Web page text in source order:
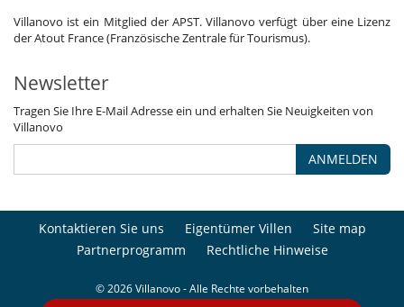
Villanovo ist ein Mitglied der APST. Villanovo verfügt über eine Lizenz
der Atout France (Französische Zentrale für Tourismus).
Newsletter
Tragen Sie Ihre E-Mail Adresse ein und erhalten Sie Neuigkeiten von
Villanovo
ANMELDEN
Kontaktieren Sie uns Eigentümer Villen
Site map
Partnerprogramm
Rechtliche Hinweise
© 2026 Villanovo - Alle Rechte vorbehalten